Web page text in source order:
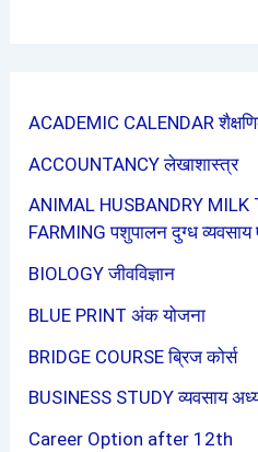
ACADEMIC CALENDAR
ACCOUNTANCY लेखाशास्त्र
ANIMAL HUSBANDRY MILK
FARMING पशुपालन दुग्ध व्यवसाय
BIOLOGY जीवविज्ञान
BLUE PRINT अंक योजना
BRIDGE COURSE ब्रिज कोर्स
BUSINESS STUDY व्यवसाय
Career Option after 12th